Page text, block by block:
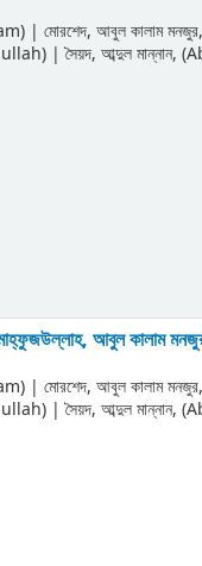
| মোরশেদ, আবুল কালাম
|সৈয়দ, আব্দুল
আবুল কালাম
| মোরশেদ, আবুল কালাম
|সৈয়দ, আব্দুল